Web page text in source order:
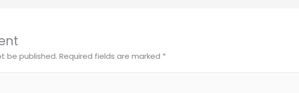
be published. Required fields are marked *